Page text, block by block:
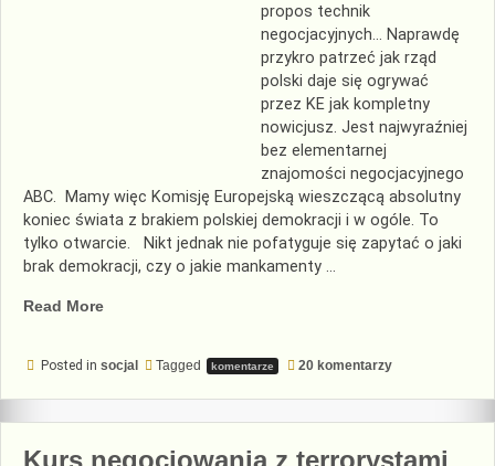
propos technik
negocjacyjnych… Naprawdę
przykro patrzeć jak rząd
polski daje się ogrywać
przez KE jak kompletny
nowicjusz. Jest najwyraźniej
bez elementarnej
znajomości negocjacyjnego
ABC. Mamy więc Komisję Europejską wieszczącą absolutny
koniec świata z brakiem polskiej demokracji i w ogóle. To
tylko otwarcie. Nikt jednak nie pofatyguje się zapytać o jaki
brak demokracji, czy o jakie mankamenty …
Read More„Negocjowanie
Posted in socjal Tagged komentarze 20 komentarzydo